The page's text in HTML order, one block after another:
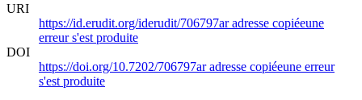
URI
https://id.erudit.org/iderudit/706797aradresse copiéeune
erreur s'est produite
DOI
https://doi.org/10.7202/706797aradresse copiéeune erreur
s'est produite